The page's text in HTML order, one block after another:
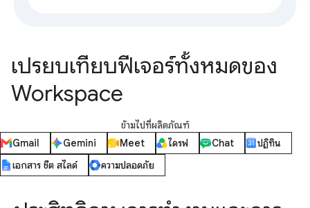
เปรียบเทียบฟีเจอร์ทั้งหมดของ
Workspace
ข้ามไปที่ผลิตภัณฑ์
Gmail
Gemini Meet ไดรฟ์ Chat
ปฏิทิน
เอกสาร ชีต สไลด์
ความปลอดภัย